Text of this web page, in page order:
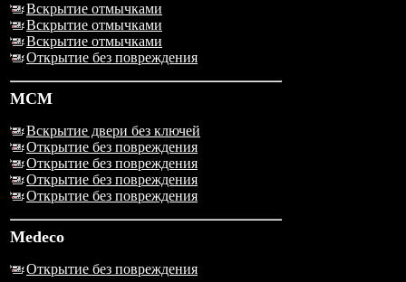
Вскрытие отмычками
Вскрытие отмычками
Вскрытие отмычками
Открытие без повреждения
MCM
Вскрытие двери без ключей
Открытие без повреждения
Открытие без повреждения
Открытие без повреждения
Открытие без повреждения
Medeco
Открытие без повреждения